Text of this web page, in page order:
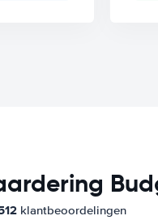
klantbeoordelingen